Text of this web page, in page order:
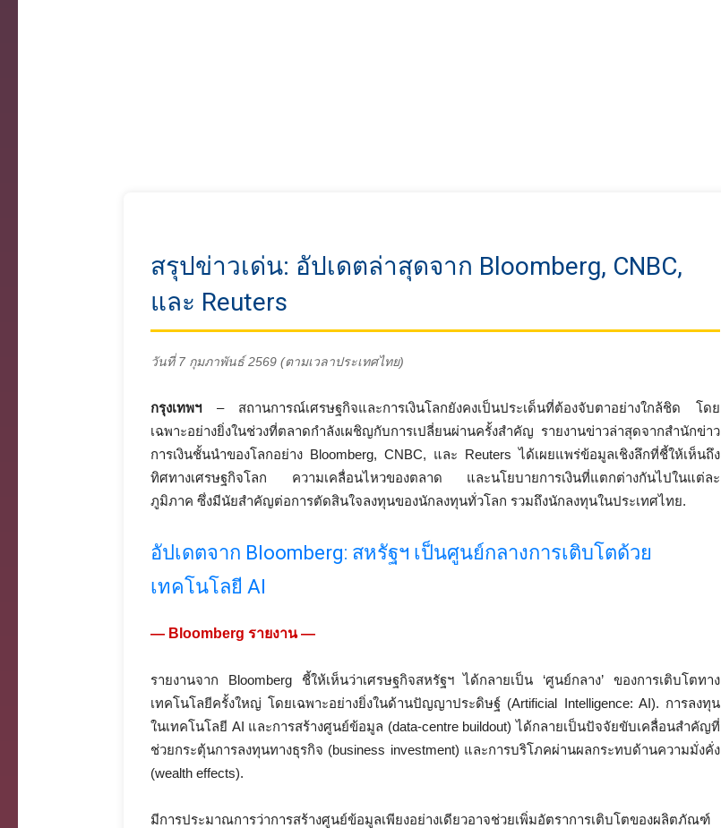
สรุปข่าวเด่น: อัปเดตล่าสุดจาก Bloomberg, CNBC,
และ Reuters
วันที่ 7 กุมภาพันธ์ 2569 (ตามเวลาประเทศไทย)
กรุงเทพฯ– สถานการณ์เศรษฐกิจและการเงินโลกยังคงเป็นประเด็นที่ต้องจับตาอย่างใกล้ชิด โดย
เฉพาะอย่างยิ่งในช่วงที่ตลาดกำลังเผชิญกับการเปลี่ยนผ่านครั้งสำคัญ รายงานข่าวล่าสุดจากสำนักข่าว
การเงินชั้นนำของโลกอย่าง Bloomberg, CNBC, และ Reuters ได้เผยแพร่ข้อมูลเชิงลึกที่ชี้ให้เห็นถึง
ทิศทางเศรษฐกิจโลก ความเคลื่อนไหวของตลาด และนโยบายการเงินที่แตกต่างกันไปในแต่ละ
ภูมิภาค ซึ่งมีนัยสำคัญต่อการตัดสินใจลงทุนของนักลงทุนทั่วโลก รวมถึงนักลงทุนในประเทศไทย.
อัปเดตจาก Bloomberg: สหรัฐฯ เป็นศูนย์กลางการเติบโตด้วย
เทคโนโลยี AI
— Bloomberg รายงาน —
รายงานจาก Bloomberg ชี้ให้เห็นว่าเศรษฐกิจสหรัฐฯ ได้กลายเป็น ‘ศูนย์กลาง’ ของการเติบโตทาง
เทคโนโลยีครั้งใหญ่ โดยเฉพาะอย่างยิ่งในด้านปัญญาประดิษฐ์ (Artificial Intelligence: AI). การลงทุน
ในเทคโนโลยี AI และการสร้างศูนย์ข้อมูล (data-centre buildout) ได้กลายเป็นปัจจัยขับเคลื่อนสำคัญที่
ช่วยกระตุ้นการลงทุนทางธุรกิจ (business investment) และการบริโภคผ่านผลกระทบด้านความมั่งคั่ง
(wealth effects).
มีการประมาณการว่าการสร้างศูนย์ข้อมูลเพียงอย่างเดียวอาจช่วยเพิ่มอัตราการเติบโตของผลิตภัณฑ์